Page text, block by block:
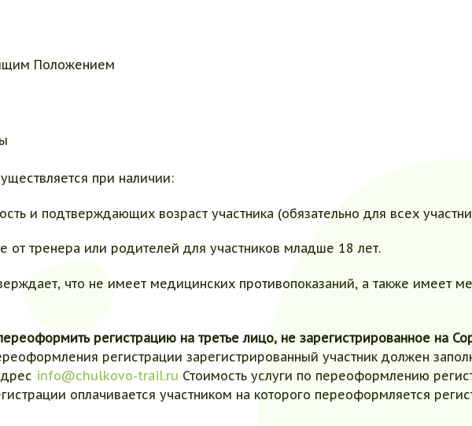
Положением
при наличии:
и подтверждающих возраст участника (обязательно для всех
от тренера или родителей для участников младше 18 лет.
что не имеет медицинских противопоказаний, а также имеет
регистрацию на третье лицо, не зарегистрированное на
регистрации зарегистрированный участник должен
info@chulkovo-trail.ru Стоимость услуги по переоформлению
оплачивается участником на которого переоформляется